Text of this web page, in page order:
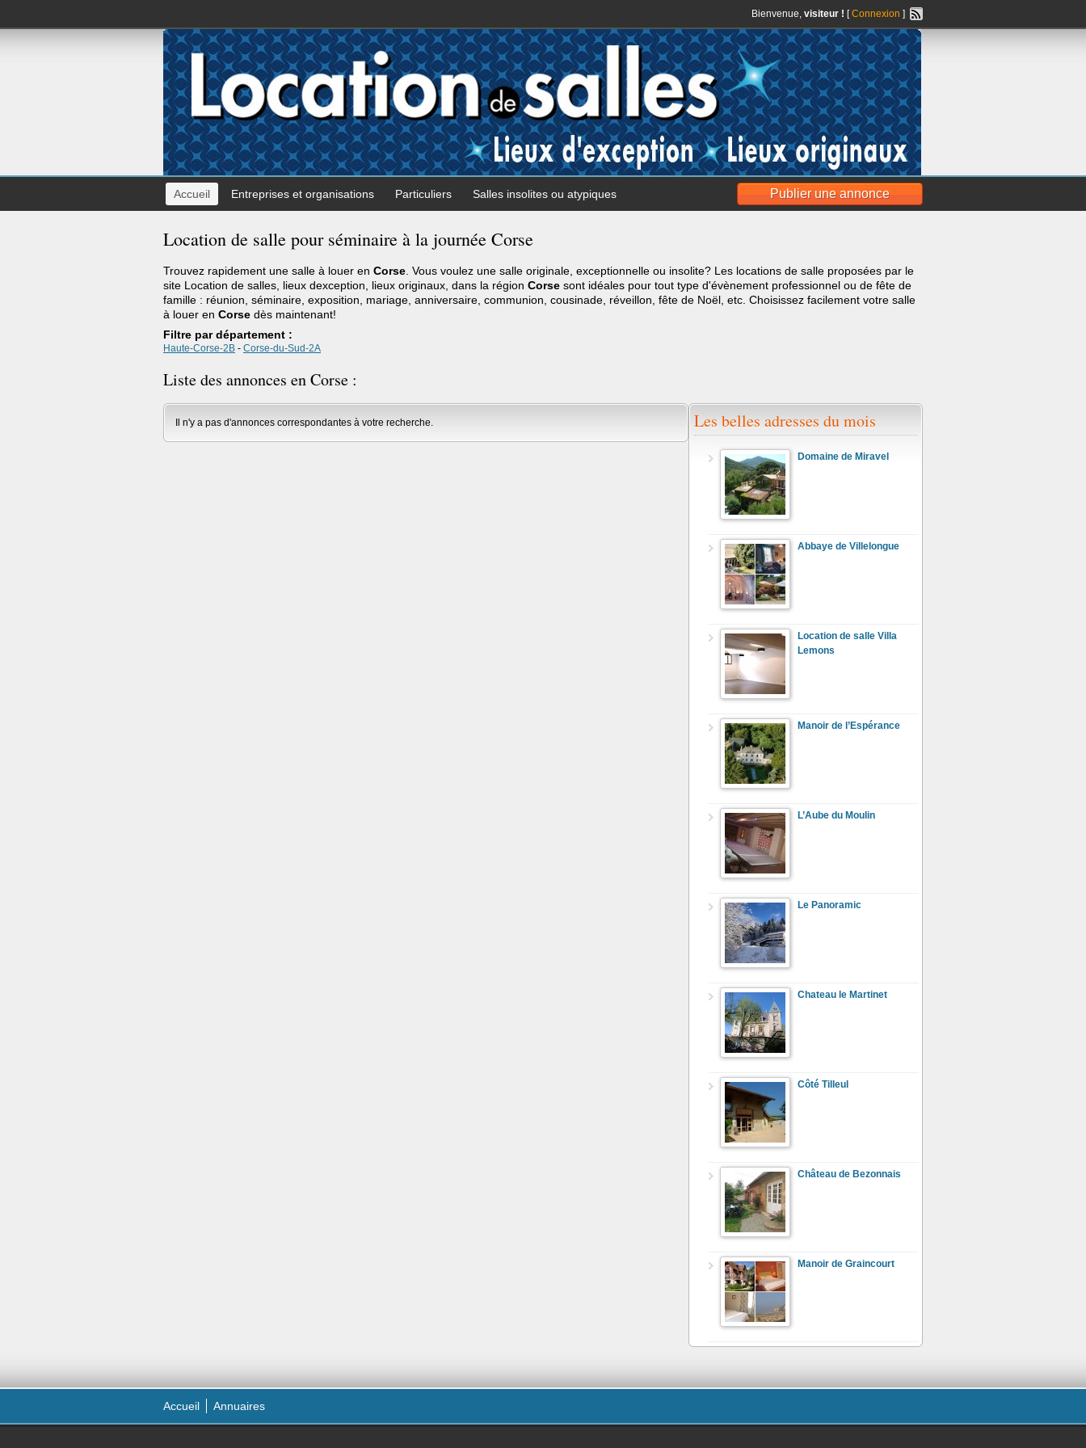
Bienvenue, visiteur ! [Connexion ]
Publier une annonce
Accueil Entreprises et organisations Particuliers Salles insolites ou atypiques
Location de salle pour séminaire à la journée Corse
Trouvez rapidement une salle à louer en Corse . Vous voulez une salle originale, exceptionnelle ou insolite? Les locations de salle proposées par le
site Location de salles, lieux dexception, lieux originaux, dans la région Corse sont idéales pour tout type d'évènement professionnel ou de fête de
famille : réunion, séminaire, exposition, mariage, anniversaire, communion, cousinade, réveillon, fête de Noël, etc. Choisissez facilement votre salle
à louer en Corse dès maintenant!
Filtre par département :
Haute-Corse-2B - Corse-du-Sud-2A
Liste des annonces en Corse :
Il n'y a pas d'annonces correspondantes à votre recherche. Les belles adresses du mois
Domaine de Miravel
Abbaye de Villelongue
Location de salle Villa
Lemons
Manoir de l’Espérance
L’Aube du Moulin
Le Panoramic
Chateau le Martinet
Côté Tilleul
Château de Bezonnais
Manoir de Graincourt
Accueil Annuaires